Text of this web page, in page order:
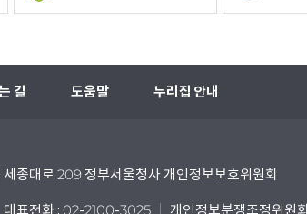
길 도움말 누리집 안내
종대로 209 정부서울청사 개인정보보호위원회
대표전화 : 02-2100-3025 개인정보분쟁조정위원